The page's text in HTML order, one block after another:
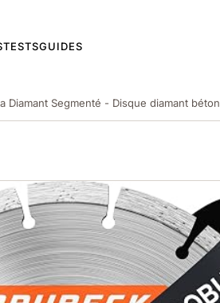
TESTSGUIDES
Diamant Segmenté - Disque diamant